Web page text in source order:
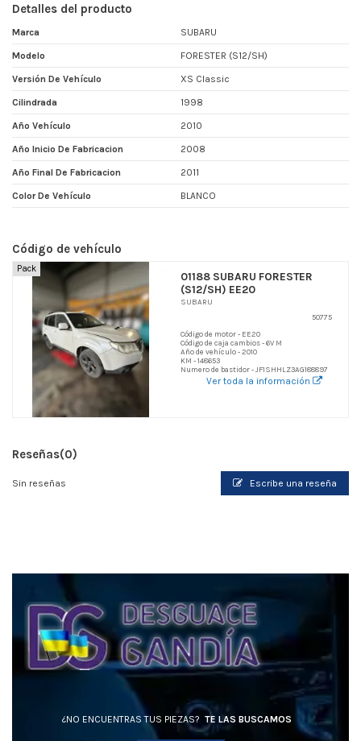
Detalles del producto
Marca SUBARU
Modelo FORESTER (S12/SH)
Versión De Vehículo XS Classic
Cilindrada 1998
Año Vehículo 2010
Año Inicio De Fabricacion 2008
Año Final De Fabricacion 2011
Color De Vehículo BLANCO
Código de vehículo
Pack
01188 SUBARU FORESTER
(S12/SH) EE20
SUBARU
50775
Código de motor - EE20
Código de caja cambios - 6V M
Año de vehículo - 2010
KM - 148653
Numero de bastidor - JF1SHHLZ3AG188897
Ver toda la información
Reseñas(0)
Sin reseñas Escribe una reseña
¿NO ENCUENTRAS TUS PIEZAS? TE LAS BUSCAMOS